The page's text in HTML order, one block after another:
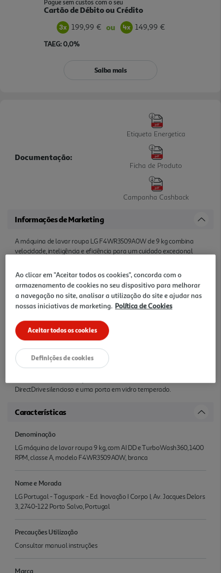
Pague sem custos com o seu
Cartão de Débito ou Crédito
199,99 € ou 149,99 €
TAEG: 0,0%
Saiba mais
Documentação:
Etiqueta Energetica
Ficha de Produto
Campanha Cashback
Informações de Marketing
A máquina de lavar roupa LG F4WR3509A0W de 9 kg combina
velocidade, inteligência e eficiência para um cuidado excecional
analisa o peso e a suavidade dos tecidos para selecionar os
movimentos de lavagem mais adequados, proporcionando uma
limpeza profunda e protegendo as suas peças de vestuário contra
o desgaste. Para os dias mais atarefados, a tecnologia
TurboWash360° permite realizar uma lavagem completa em
apenas 39 minutos, sem comprometer o s resultados. Ao mesmo
tempo, a função Steam utiliza o poder do vapor para higienizar a
roupa, eliminando 99,9% dos alergénios, e para reduzir os vincos,
facilitando a passagem a ferro. Com conectividade Wi-Fi e a
aplicação ThinQ, pode gerir a sua máqui na de lavar à distância,
descarregar novos programas e ter o controlo total na palma da
DirectDrive silencioso e uma porta em vidro temperado.
Características
Denominação
LG máquina de lavar roupa 9 kg, com AI DD e TurboWash360, 1400
RPM, classe A, modelo F4WR3509A0W, branca
Nome e Morada
LG Portugal - Taguspark - Ed. Inovação I Corpo I, Av. Jacques Delors
3, 2740-122 Porto Salvo, Portugal
Precauções Utilização
Consultar manual instruções
Marca
Ao clicar em "Aceitar todos os cookies", concorda com o
armazenamento de cookies no seu dispositivo para melhorar
a navegação no site, analisar a utilização do site e ajudar nas
nossas iniciativas de marketing. Política de Cookies
Aceitar todos os cookies
Definições de cookies